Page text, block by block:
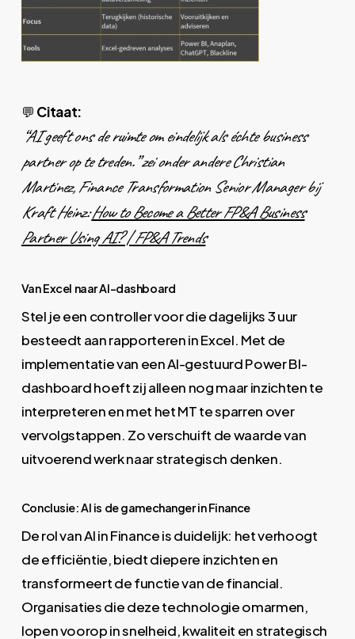
💬 Citaat:
“AI geeft ons de ruimte om eindelijk als échte business
partner op te treden.” zei onder andere Christian
Martinez, Finance Transformation Senior Manager bij
Kraft Heinz:How to Become a Better FP&A Business
Partner Using AI? | FP&ATrends
Van Excel naar AI-dashboard
Stel je een controller voor die dagelijks 3 uur
besteedt aan rapporteren in Excel. Met de
implementatie van een AI-gestuurd Power BI-
dashboard hoeft zij alleen nog maar inzichten te
interpreteren en met het MT te sparren over
vervolgstappen. Zo verschuift de waarde van
uitvoerend werk naar strategisch denken.
Conclusie: AI is de gamechanger in Finance
De rol van AI in Finance is duidelijk: het verhoogt
de efficiëntie, biedt diepere inzichten en
transformeert de functie van de financial.
Organisaties die deze technologie omarmen,
lopen voorop in snelheid, kwaliteit en strategisch